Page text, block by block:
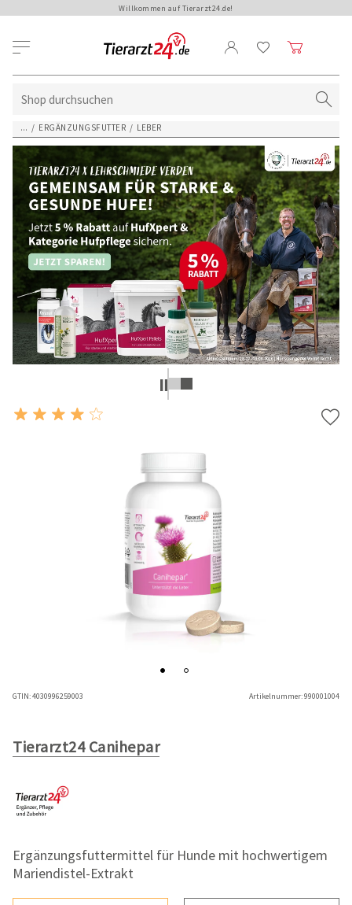
Willkommen auf Tierarzt24.de!
... / ERGÄNZUNGSFUTTER / LEBER
GTIN:4030996259003 Artikelnummer:990001004
Tierarzt24 Canihepar
Ergänzungsfuttermittel für Hunde mit hochwertigem
Mariendistel-Extrakt